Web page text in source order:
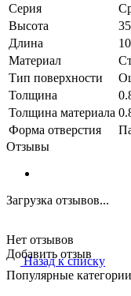
Серия
Высота
Длина
Материал
Тип поверхности
Толщина
Толщина материала
Форма отверстия
Отзывы
Загрузка отзывов...
Нет отзывов
Добавить отзыв
Назад к списку
Популярные категории